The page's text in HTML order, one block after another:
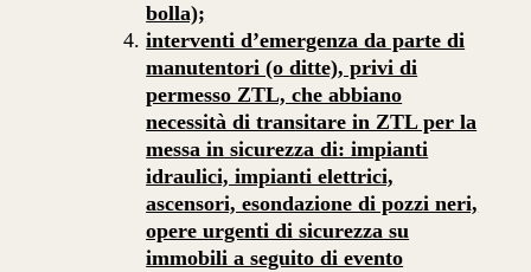
bolla);
interventi d’emergenza da parte di
manutentori (o ditte), privi di
permesso ZTL, che abbiano
necessità di transitare in ZTL per la
messa in sicurezza di: impianti
idraulici, impianti elettrici,
ascensori, esondazione di pozzi neri,
opere urgenti di sicurezza su
immobili a seguito di evento